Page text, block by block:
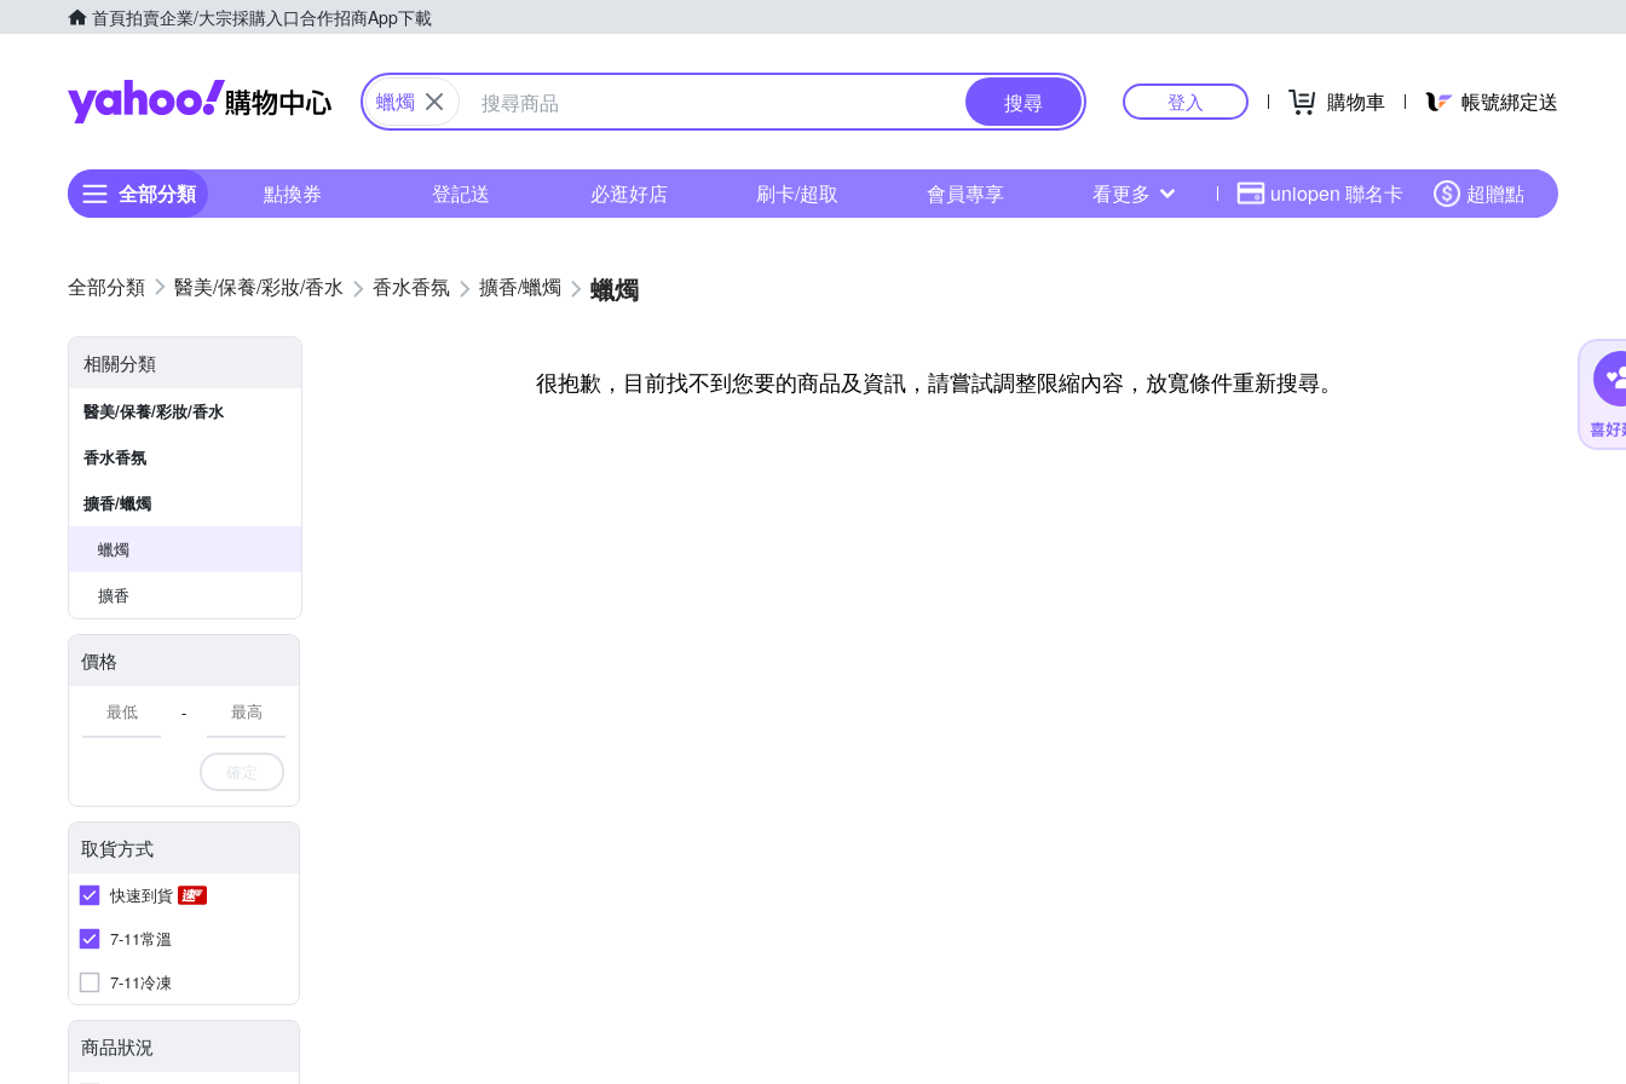
首頁拍賣企業/大宗採購入口合作招商App下載
Yahoo購物中心
蠟燭 搜尋 登入 購物車 帳號綁定送
全部分類 點換券 登記送 必逛好店 刷卡/超取 會員專享 看更多 uniopen 聯名卡 超贈點
醫美/保養/彩妝/香水 香水香氛 擴香/蠟燭 蠟燭
相關分類
醫美/保養/彩妝/香水
香水香氛
擴香/蠟燭
蠟燭
擴香
價格
-
確定
取貨方式
快速到貨
7-11常溫
7-11冷凍
商品狀況
很抱歉，目前找不到您要的商品及資訊，請嘗試調整限縮內容，放寬條件重新搜尋。